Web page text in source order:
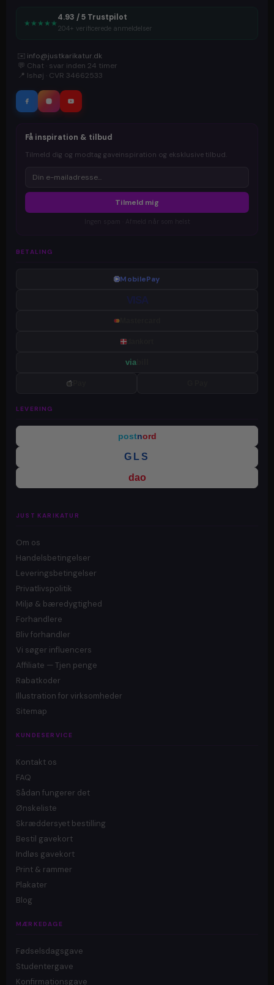
★ ★ ★ ★ ★
4.93 / 5 Trustpilot
204+ verificerede anmeldelser
✉️ info@justkarikatur.dk
💬 Chat · svar inden 24 timer
📍 Ishøj · CVR 34662533
Få inspiration & tilbud
Tilmeld dig og modtag gaveinspiration og eksklusive tilbud.
Tilmeld mig
JUST KARIKATUR
Om os
Handelsbetingelser
Leveringsbetingelser
Privatlivspolitik
Miljø & bæredygtighed
Forhandlere
Bliv forhandler
Vi søger influencers
Affiliate — Tjen penge
Rabatkoder
Illustration for virksomheder
Sitemap
KUNDESERVICE
Kontakt os
FAQ
Sådan fungerer det
Ønskeliste
Skræddersyet bestilling
Bestil gavekort
Indløs gavekort
Print & rammer
Plakater
Blog
MÆRKEDAGE
Fødselsdagsgave
Studentergave
Konfirmationsgave
BETALING
MobilePay
VISA
via
LEVERING
postnord
GLS
dao